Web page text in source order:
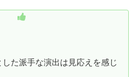
た派手な演出は見応えを感じ